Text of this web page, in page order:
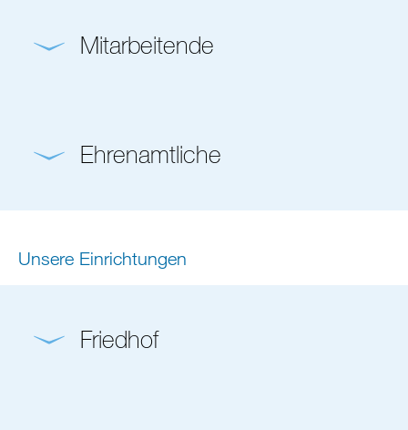
Mitarbeitende
Ehrenamtliche
Unsere Einrichtungen
Friedhof